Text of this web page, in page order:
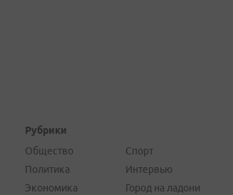
Рубрики
Общество
Политика
Экономика
Спорт
Интервью
Город на ладони